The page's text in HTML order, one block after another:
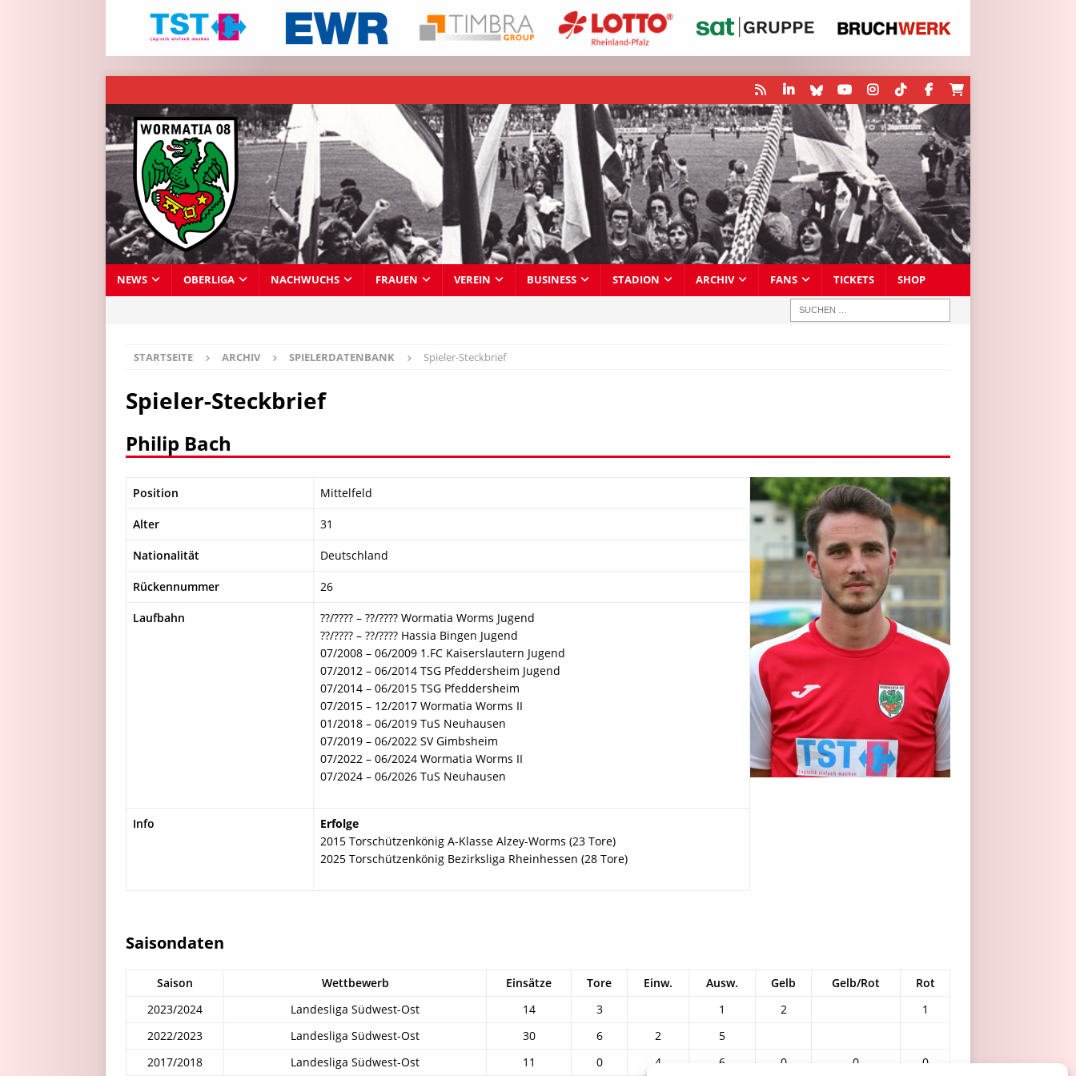
NEWS OBERLIGA NACHWUCHS FRAUEN VEREIN BUSINESS STADION ARCHIV FANS TICKETS SHOP
STARTSEITE ARCHIV SPIELERDATENBANK Spieler-Steckbrief
Spieler-Steckbrief
Philip Bach
Position Mittelfeld
Alter 31
Nationalität Deutschland
Rückennummer 26
Laufbahn
??/???? – ??/???? Wormatia Worms Jugend
??/???? – ??/???? Hassia Bingen Jugend
07/2008 – 06/2009 1.FC Kaiserslautern Jugend
07/2012 – 06/2014 TSG Pfeddersheim Jugend
07/2014 – 06/2015 TSG Pfeddersheim
07/2015 – 12/2017 Wormatia Worms II
01/2018 – 06/2019 TuS Neuhausen
07/2019 – 06/2022 SV Gimbsheim
07/2022 – 06/2024 Wormatia Worms II
07/2024 – 06/2026 TuS Neuhausen
Info
Erfolge
2015 Torschützenkönig A-Klasse Alzey-Worms (23 Tore)
2025 Torschützenkönig Bezirksliga Rheinhessen (28 Tore)
Saisondaten
Saison Wettbewerb Einsätze Tore Einw. Ausw. Gelb Gelb/Rot
Rot
2023/2024
Landesliga Südwest-Ost 14 3 1 2
1
2022/2023
Landesliga Südwest-Ost 30 6 2
5
2017/2018
Landesliga Südwest-Ost 11 0 4 6 0 0 0